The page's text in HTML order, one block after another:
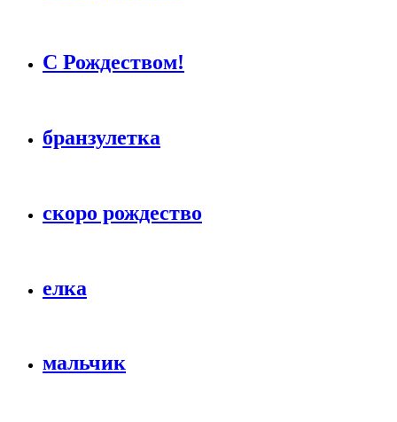
С Рождеством!
бранзулетка
скоро рождество
елка
мальчик